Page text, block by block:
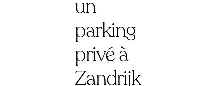
un
parking
privé à
Zandrijk